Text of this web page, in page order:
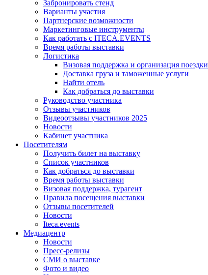
Забронировать стенд
Варианты участия
Партнерские возможности
Маркетинговые инструменты
Как работать с ITECA.EVENTS
Время работы выставки
Логистика
Визовая поддержка и организация поездки
Доставка груза и таможенные услуги
Найти отель
Как добраться до выставки
Руководство участника
Отзывы участников
Видеоотзывы участников 2025
Новости
Кабинет участника
Посетителям
Получить билет на выставку
Список участников
Как добраться до выставки
Время работы выставки
Визовая поддержка, турагент
Правила посещения выставки
Отзывы посетителей
Новости
Iteca.events
Медиацентр
Новости
Пресс-релизы
СМИ о выставке
Фото и видео